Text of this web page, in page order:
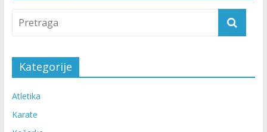
Kategorije
Atletika
Karate